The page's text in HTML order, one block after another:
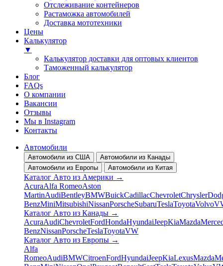
Отслеживание контейнеров
Растаможка автомобилей
Доставка мототехники
Цены
Калькулятор
▼
Калькулятор доставки для оптовых клиентов
Таможенный калькулятор
Блог
FAQs
О компании
Вакансии
Отзывы
Мы в Instagram
Контакты
Автомобили
Автомобили из США
Автомобили из Канады
Автомобили из Европы
Автомобили из Китая
Каталог Авто из Америки →
AcuraAlfa RomeoAston
MartinAudiBentleyBMWBuickCadillacChevroletChrysler
BenzMiniMitsubishiNissanPorscheSubaruTeslaToyotaVolvo
Каталог Авто из Канады →
AcuraAudiChevroletFordHondaHyundaiJeepKiaMazda
BenzNissanPorscheTeslaToyotaVW
Каталог Авто из Европы →
Alfa
RomeoAudiBMWCitroenFordHyundaiJeepKiaLexusMazda